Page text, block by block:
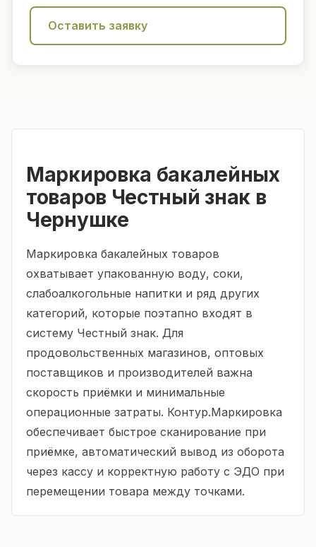
Оставить заявку
Маркировка бакалейных
товаров Честный знак в
Чернушке
Маркировка бакалейных товаров
охватывает упакованную воду, соки,
слабоалкогольные напитки и ряд других
категорий, которые поэтапно входят в
систему Честный знак. Для
продовольственных магазинов, оптовых
поставщиков и производителей важна
скорость приёмки и минимальные
операционные затраты. Контур.Маркировка
обеспечивает быстрое сканирование при
приёмке, автоматический вывод из оборота
через кассу и корректную работу с ЭДО при
перемещении товара между точками.